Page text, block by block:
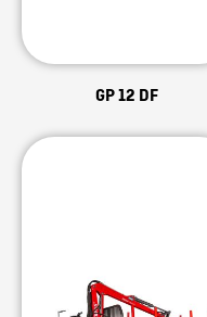
GP 12 DF